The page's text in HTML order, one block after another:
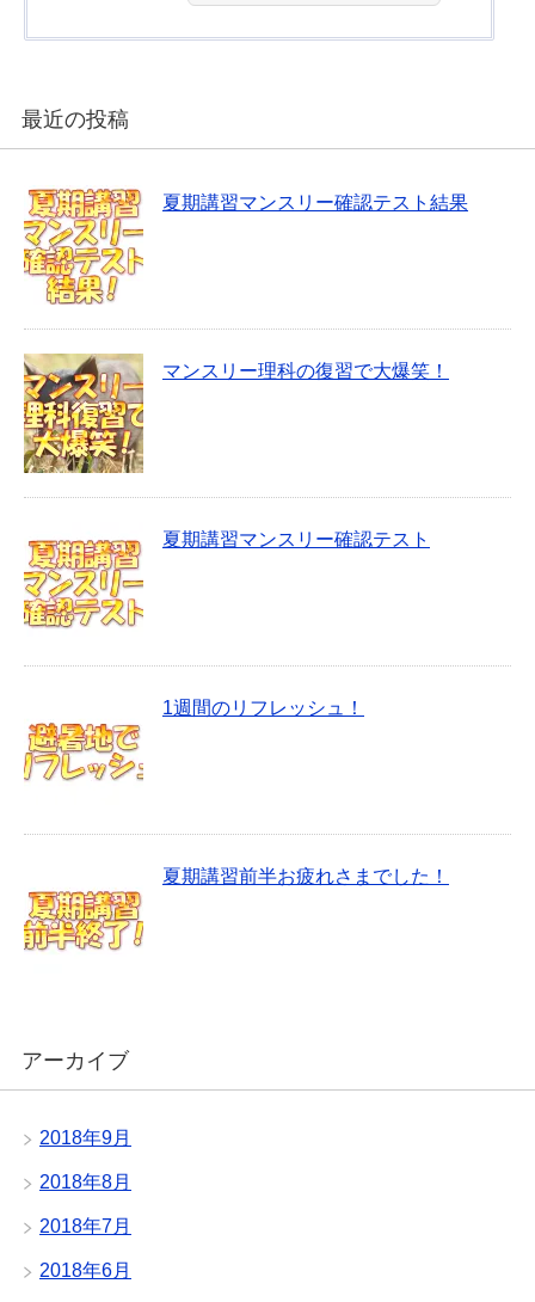
最近の投稿
夏期講習マンスリー確認テスト結果
マンスリー理科の復習で大爆笑！
夏期講習マンスリー確認テスト
1週間のリフレッシュ！
夏期講習前半お疲れさまでした！
アーカイブ
2018年9月
2018年8月
2018年7月
2018年6月